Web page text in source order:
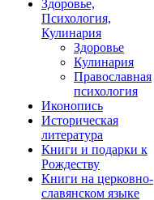
Здоровье,
Психология,
Кулинария
Здоровье
Кулинария
Православная
психология
Иконопись
Историческая
литература
Книги и подарки к
Рождеству
Книги на церковно-
славянском языке